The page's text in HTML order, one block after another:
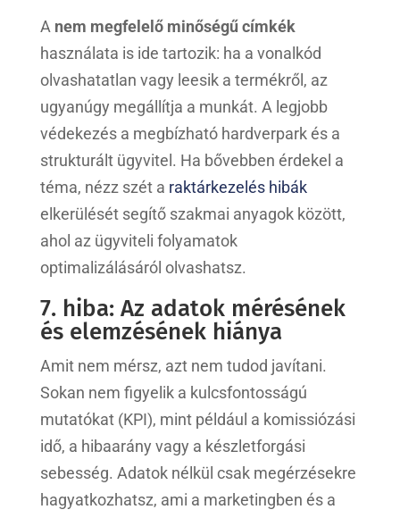
A nem megfelelő minőségű címkék
használata is ide tartozik: ha a vonalkód
olvashatatlan vagy leesik a termékről, az
ugyanúgy megállítja a munkát. A legjobb
védekezés a megbízható hardverpark és a
strukturált ügyvitel. Ha bővebben érdekel a
téma, nézz szét a raktárkezelés hibák
elkerülését segítő szakmai anyagok között,
ahol az ügyviteli folyamatok
optimalizálásáról olvashatsz.
7. hiba: Az adatok mérésének
és elemzésének hiánya
Amit nem mérsz, azt nem tudod javítani.
Sokan nem figyelik a kulcsfontosságú
mutatókat (KPI), mint például a komissiózási
idő, a hibaarány vagy a készletforgási
sebesség. Adatok nélkül csak megérzésekre
hagyatkozhatsz, ami a marketingben és a